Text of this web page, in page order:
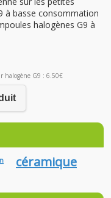
à basse consommation
halogènes G9 à
halogène G9 : 6.50€
céramique